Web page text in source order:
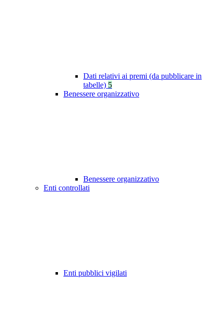
Dati relativi ai premi (da pubblicare in
tabelle) 5
Benessere organizzativo
Benessere organizzativo
Enti controllati
Enti pubblici vigilati